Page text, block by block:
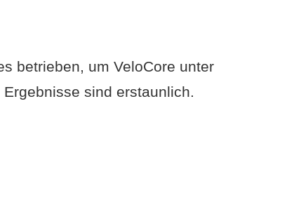
betrieben, um VeloCore unter
sind erstaunlich.